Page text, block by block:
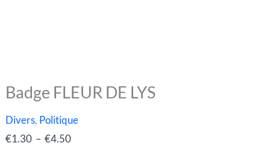
Badge FLEUR DE LYS
Divers, Politique
€1.30 – €4.50
Plage
quantité